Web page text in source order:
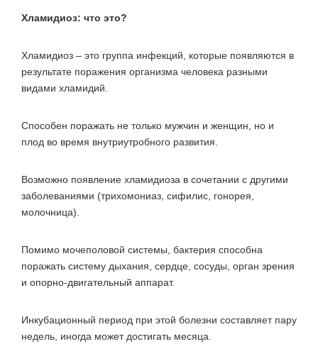
Хламидиоз: что это?
Хламидиоз – это группа инфекций, которые появляются в
результате поражения организма человека разными
видами хламидий.
Способен поражать не только мужчин и женщин, но и
плод во время внутриутробного развития.
Возможно появление хламидиоза в сочетании с другими
заболеваниями (трихомониаз, сифилис, гонорея,
молочница).
Помимо мочеполовой системы, бактерия способна
поражать систему дыхания, сердце, сосуды, орган зрения
и опорно-двигательный аппарат.
Инкубационный период при этой болезни составляет пару
недель, иногда может достигать месяца.